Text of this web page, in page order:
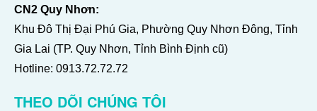
CN2 Quy Nhơn:
Khu Đô Thị Đại Phú Gia, Phường Quy Nhơn Đông, Tỉnh
Gia Lai (TP. Quy Nhơn, Tỉnh Bình Định cũ)
Hotline: 0913.72.72.72
THEO DÕI CHÚNG TÔI